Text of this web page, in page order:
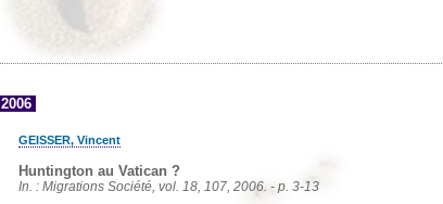
2006
GEISSER, Vincent
Huntington au Vatican ?
In. : Migrations Société, vol. 18, 107, 2006. - p. 3-13